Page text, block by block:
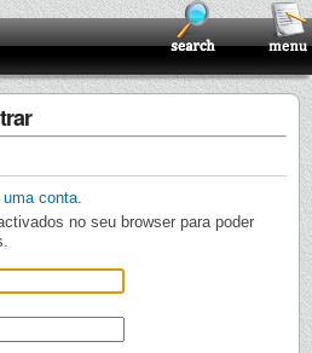
uma conta
no seu browser para poder